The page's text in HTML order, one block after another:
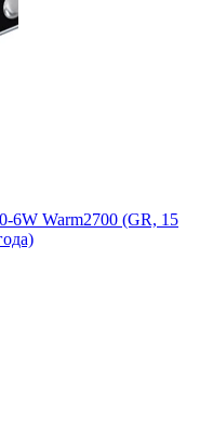
Warm2700 (GR, 15